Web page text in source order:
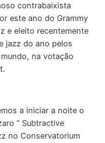
contrabaixista
este ano do Grammy
e eleito recentemente
jazz do ano pelos
na votação
a iniciar a noite o
“ Subtractive
no Conservatorium